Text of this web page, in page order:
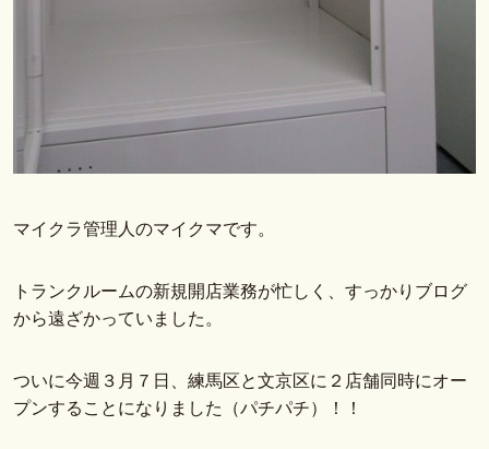
マイクラ管理人のマイクマです。
トランクルームの新規開店業務が忙しく、すっかりブログ
から遠ざかっていました。
ついに今週３月７日、練馬区と文京区に２店舗同時にオー
プンすることになりました（パチパチ）！！